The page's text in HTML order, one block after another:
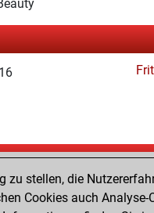
Play
stellen, die
Cookies auch